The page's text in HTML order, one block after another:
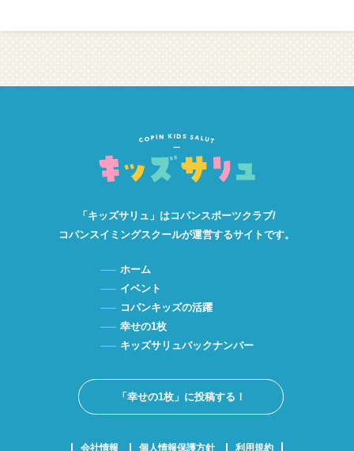
「キッズサリュ」はコパンスポーツクラブ/
コパンスイミングスクールが運営するサイトです。
ホーム
イベント
コパンキッズの活躍
幸せの1枚
キッズサリュバックナンバー
「幸せの1枚」に投稿する！
会社情報 個人情報保護方針 利用規約